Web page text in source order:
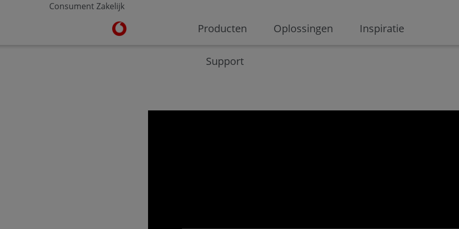
Consument Zakelijk
Ga naar de Vodafone homepage
Producten Oplossingen Inspiratie
Support